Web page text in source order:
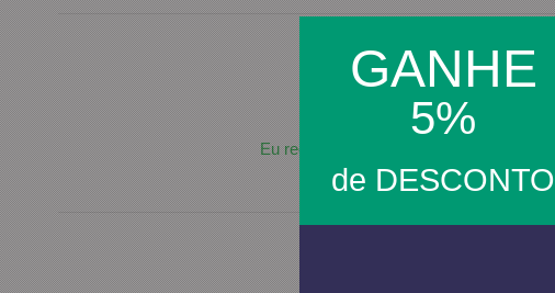
GANHE
5%
de DESCONTO
Luís P.
28/07/2025
Eu recomendo esse produto.